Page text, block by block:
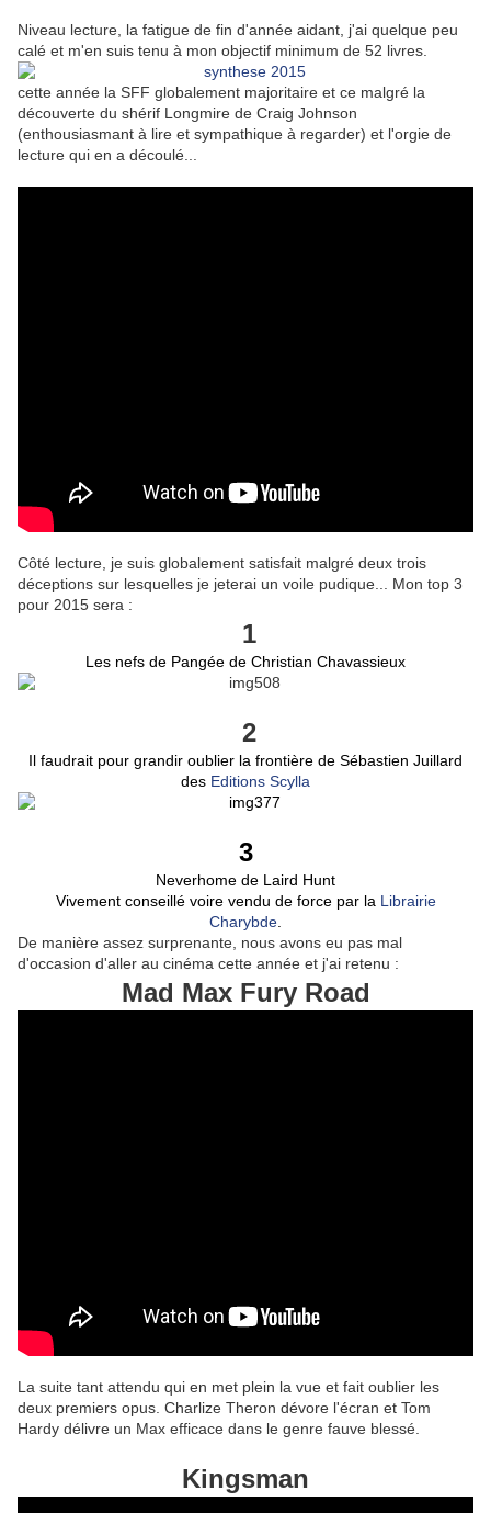
Niveau lecture, la fatigue de fin d'année aidant, j'ai quelque peu
calé et m'en suis tenu à mon objectif minimum de 52 livres.
cette année la SFF globalement majoritaire et ce malgré la
découverte du shérif Longmire de Craig Johnson
(enthousiasmant à lire et sympathique à regarder) et l'orgie de
lecture qui en a découlé...
Côté lecture, je suis globalement satisfait malgré deux trois
déceptions sur lesquelles je jeterai un voile pudique... Mon top 3
pour 2015 sera :
1
Les nefs de Pangée de Christian Chavassieux
2
Il faudrait pour grandir oublier la frontière de Sébastien Juillard
des Editions Scylla
3
Neverhome de Laird Hunt
Vivement conseillé voire vendu de force par la Librairie
Charybde
De manière assez surprenante, nous avons eu pas mal
d'occasion d'aller au cinéma cette année et j'ai retenu :
Mad Max Fury Road
La suite tant attendu qui en met plein la vue et fait oublier les
deux premiers opus. Charlize Theron dévore l'écran et Tom
Hardy délivre un Max efficace dans le genre fauve blessé.
Kingsman